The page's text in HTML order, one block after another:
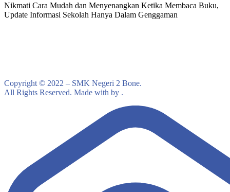
Nikmati Cara Mudah dan Menyenangkan Ketika Membaca Buku,
Update Informasi Sekolah Hanya Dalam Genggaman
Copyright © 2022 – SMK Negeri 2 Bone.
All Rights Reserved. Made with by .